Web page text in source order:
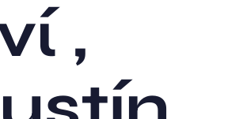
,